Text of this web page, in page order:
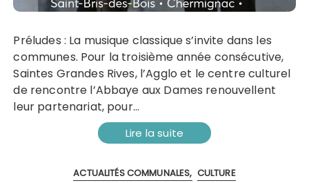
Préludes : La musique classique s’invite dans les
communes. Pour la troisième année consécutive,
Saintes Grandes Rives, l’Agglo et le centre culturel
de rencontre l’Abbaye aux Dames renouvellent
leur partenariat, pour…
Lire la suite
ACTUALITÉS COMMUNALES CULTURE